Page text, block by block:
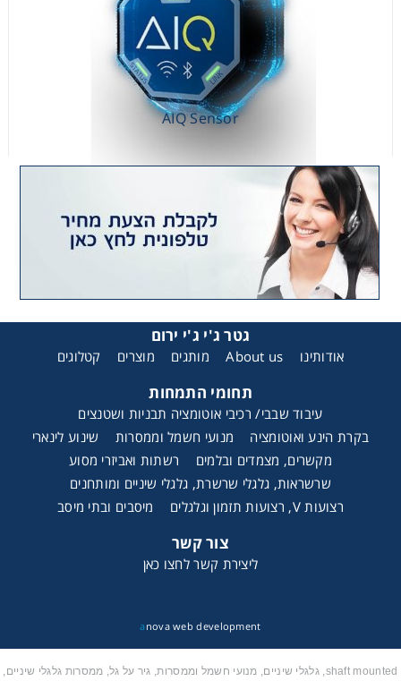
AIQ Sensor
גטר ג'י ג'י ירום
אודותינו About us מותגים מוצרים קטלוגים
תחומי התמחות
עיבוד שבבי/ רכיבי אוטומציה תבניות ושטנצים
בקרת הינע ואוטומציה
מנועי חשמל וממסרות
שינוע לינארי
מקשרים, מצמדים ובלמים
רשתות ואביזרי מסוע
שרשראות, גלגלי שרשרת, גלגלי שיניים ומותחנים
רצועות V, רצועות תזמון וגלגלים
מיסבים ובתי מיסב
צור קשר
ליצירת קשר לחצו כאן
a nova web development
shaft mounted, גלגלי שיניים, מנועי חשמל וממסרות, גיר על גל, ממסרות גלגלי שיניים,